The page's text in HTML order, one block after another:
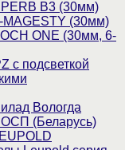
B3 (30мм)
(30мм)
ONE (30мм, 6-
с подсветкой
Вологда
(Беларусь)